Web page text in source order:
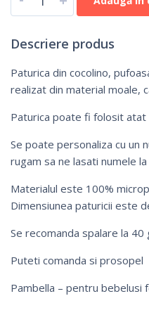
Descriere produs
Paturica din cocolino,
realizat din material moale,
Paturica poate fi folosit atat
Se poate personaliza cu un
rugam sa ne lasati numele la
Materialul este 100%
Dimensiunea paturicii este
Se recomanda spalare la 40
Puteti comanda si prosopel
Pambella – pentru bebelusi